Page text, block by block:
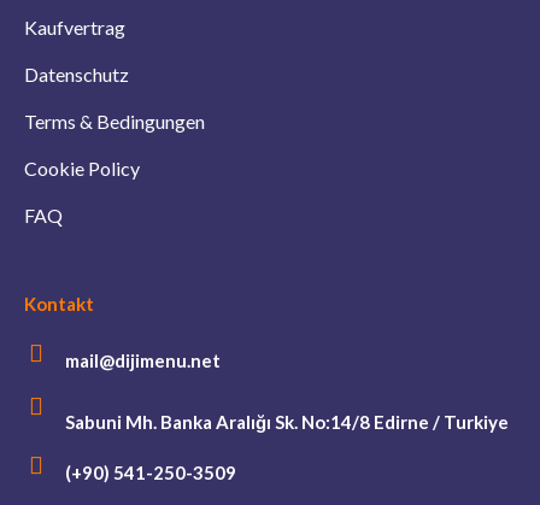
Kaufvertrag
Datenschutz
Terms & Bedingungen
Cookie Policy
FAQ
Kontakt
mail@dijimenu.net
Sabuni Mh. Banka Aralığı Sk. No:14/8 Edirne / Turkiye
(+90) 541-250-3509